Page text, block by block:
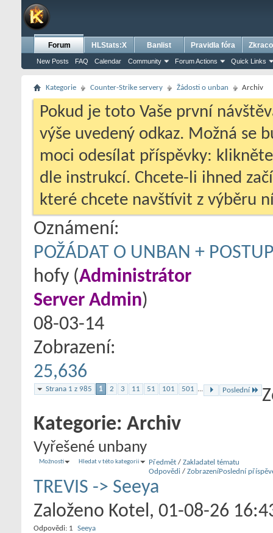
Forum
New Posts FAQ Calendar Community Forum Actions Quick Links
HLStats:X Banlist Pravidla fóra
Kategorie Counter-Strike servery Žádosti o unban Archiv
Pokud je toto Vaše první
výše uvedený odkaz. Možná se
moci odesílat příspěvky:
dle instrukcí. Chcete-li ihned
které chcete navštívit z výběru
Oznámení:
POŽÁDAT O UNBAN +
hofy ‎(Administrátor
Server Admin)
08-03-14
Zobrazení:
25,636
Strana 1 z 985 1 2 3 11 51 101 501 ... Poslední
Kategorie: Archiv
Vyřešené unbany
Možnosti Hledat v této kategorii Předmět / Zakladatel tématu
Odpovědi / ZobrazeníPoslední
TREVIS -> Seeya
Založeno Kotel‎, 01-08-26
Odpovědi: 1
Seeya